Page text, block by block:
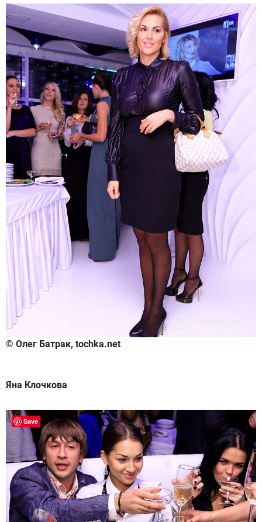
© Олег Батрак, tochka.net
Яна Клочкова
Save